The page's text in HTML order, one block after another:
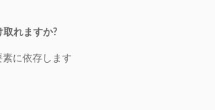
取れますか?
に依存します